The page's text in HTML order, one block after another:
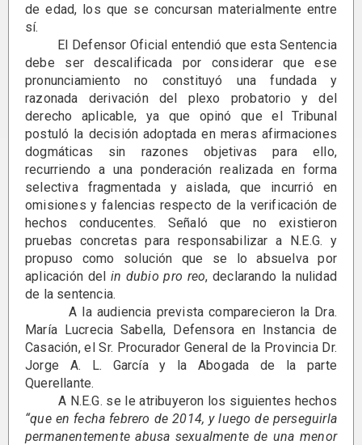
de edad, los que se concursan materialmente entre
sí.
El Defensor Oficial entendió que esta Sentencia
debe ser descalificada por considerar que ese
pronunciamiento no constituyó una fundada y
razonada derivación del plexo probatorio y del
derecho aplicable, ya que opinó que el Tribunal
postuló la decisión adoptada en meras afirmaciones
dogmáticas sin razones objetivas para ello,
recurriendo a una ponderación realizada en forma
selectiva fragmentada y aislada, que incurrió en
omisiones y falencias respecto de la verificación de
hechos conducentes. Señaló que no existieron
pruebas concretas para responsabilizar a N.E.G. y
propuso como solución que se lo absuelva por
aplicación del in dubio pro reo, declarando la nulidad
de la sentencia.
A la audiencia prevista comparecieron la Dra.
María Lucrecia Sabella, Defensora en Instancia de
Casación, el Sr. Procurador General de la Provincia Dr.
Jorge A. L. García y la Abogada de la parte
Querellante.
A N.E.G. se le atribuyeron los siguientes hechos
“que en fecha febrero de 2014, y luego de perseguirla
permanentemente abusa sexualmente de una menor